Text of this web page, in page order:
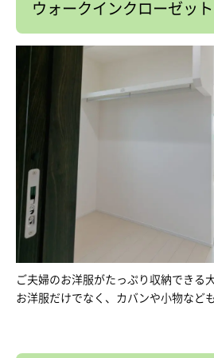
ウォークインクローゼット
ご夫婦のお洋服がたっぷり収納できる
お洋服だけでなく、カバンや小物など